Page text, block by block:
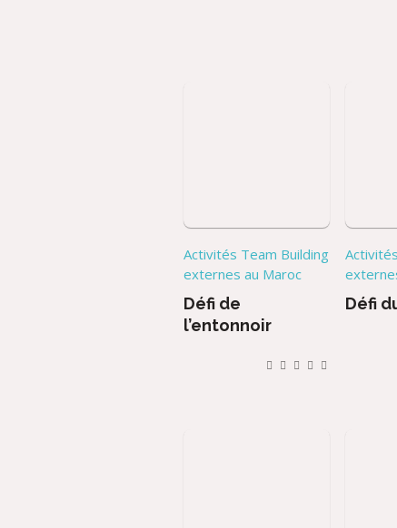
Activités Team Building
externes au Maroc
Défi de
l’entonnoir
Défi